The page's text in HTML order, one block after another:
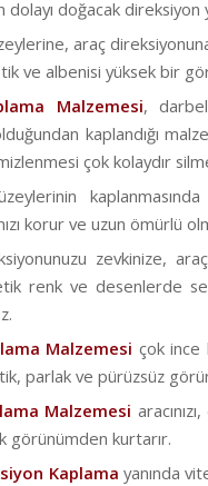
dolayı doğacak
araç
ve albenisi yüksek bir
Malzemesi,
kaplandığı
çok kolaydır
korur ve uzun ömürlü
zevkinize,
renk ve desenlerde
Malzemesi çok ince
parlak ve pürüzsüz
Malzemesi
görünümden kurtarır.
Kaplama yanında